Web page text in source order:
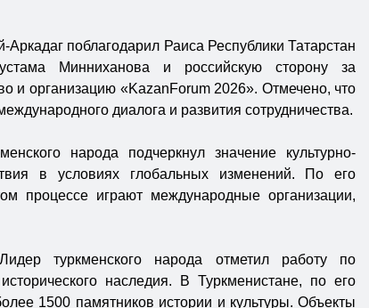
поблагодарил Раиса Республики Татарстан
Минниханова и российскую сторону за
и организацию «KazanForum 2026». Отмечено, что
диалога и развития сотрудничества.
народа подчеркнул значение культурно-
в условиях глобальных изменений. По его
процессе играют международные организации,
туркменского народа отметил работу по
наследия. В Туркменистане, по его
1500 памятников истории и культуры. Объекты